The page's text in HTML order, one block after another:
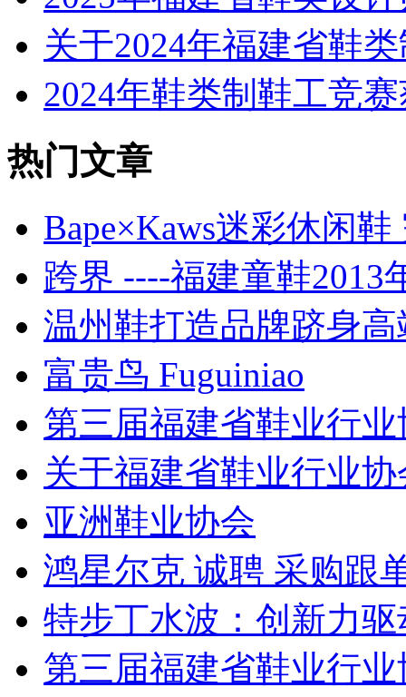
关于2024年福建省鞋
2024年鞋类制鞋工竞
热门文章
Bape×Kaws迷彩休闲
跨界 ----福建童鞋2013
温州鞋打造品牌跻身
富贵鸟 Fuguiniao
第三届福建省鞋业行
关于福建省鞋业行业
亚洲鞋业协会
鸿星尔克 诚聘 采购跟
特步丁水波：创新力驱
第三届福建省鞋业行